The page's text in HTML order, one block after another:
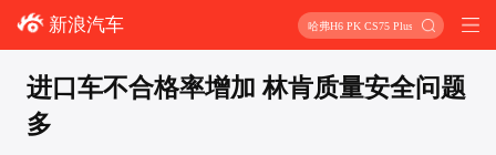
新浪汽车 哈弗H6 PK CS75 Plus
进口车不合格率增加 林肯质量安全问题
多